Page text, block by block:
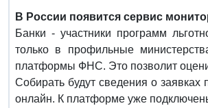
В России появится сервис
Банки - участники программ
только в профильные
платформы ФНС. Это позволит
Собирать будут сведения о
онлайн. К платформе уже